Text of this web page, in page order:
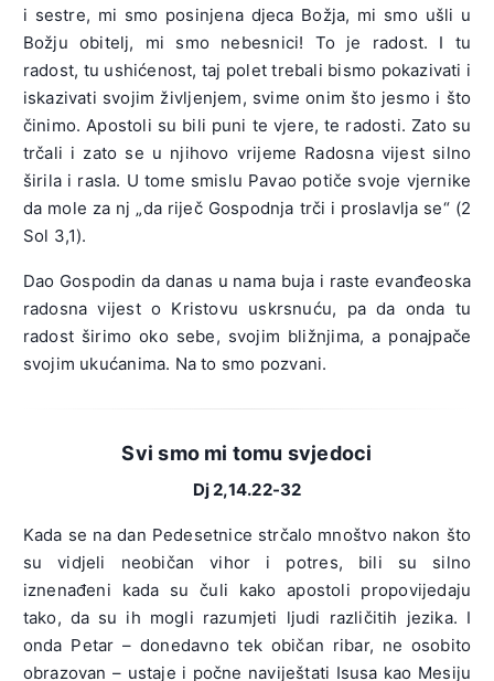
i sestre, mi smo posinjena djeca Božja, mi smo ušli u
Božju obitelj, mi smo nebesnici! To je radost. I tu
radost, tu ushićenost, taj polet trebali bismo pokazivati i
iskazivati svojim življenjem, svime onim što jesmo i što
činimo. Apostoli su bili puni te vjere, te radosti. Zato su
trčali i zato se u njihovo vrijeme Radosna vijest silno
širila i rasla. U tome smislu Pavao potiče svoje vjernike
da mole za nj „da riječ Gospodnja trči i proslavlja se“ (2
Sol 3,1).
Dao Gospodin da danas u nama buja i raste evanđeoska
radosna vijest o Kristovu uskrsnuću, pa da onda tu
radost širimo oko sebe, svojim bližnjima, a ponajpače
svojim ukućanima. Na to smo pozvani.
Svi smo mi tomu svjedoci
Dj 2,14.22-32
Kada se na dan Pedesetnice strčalo mnoštvo nakon što
su vidjeli neobičan vihor i potres, bili su silno
iznenađeni kada su čuli kako apostoli propovijedaju
tako, da su ih mogli razumjeti ljudi različitih jezika. I
onda Petar – donedavno tek običan ribar, ne osobito
obrazovan – ustaje i počne naviještati Isusa kao Mesiju